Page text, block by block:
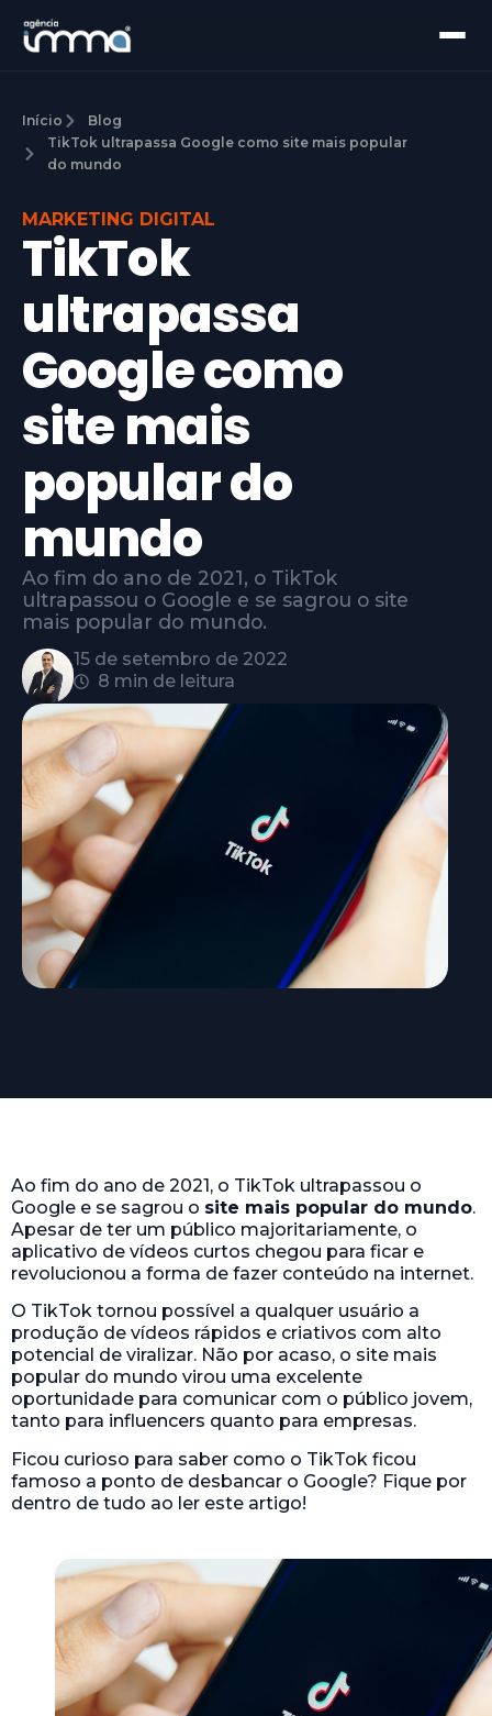
Início
Blog
TikTok ultrapassa Google como site mais popular
do mundo
MARKETING DIGITAL
TikTok
ultrapassa
Google como
site mais
popular do
mundo
Ao fim do ano de 2021, o TikTok
ultrapassou o Google e se sagrou o site
mais popular do mundo.
15 de setembro de 2022
8 min de leitura
Ao fim do ano de 2021, o TikTok ultrapassou o
Google e se sagrou o site mais popular do mundo.
Apesar de ter um público majoritariamente, o
aplicativo de vídeos curtos chegou para ficar e
revolucionou a forma de fazer conteúdo na internet.
O TikTok tornou possível a qualquer usuário a
produção de vídeos rápidos e criativos com alto
potencial de viralizar. Não por acaso, o site mais
popular do mundo virou uma excelente
oportunidade para comunicar com o público jovem,
tanto para influencers quanto para empresas.
Ficou curioso para saber como o TikTok ficou
famoso a ponto de desbancar o Google? Fique por
dentro de tudo ao ler este artigo!